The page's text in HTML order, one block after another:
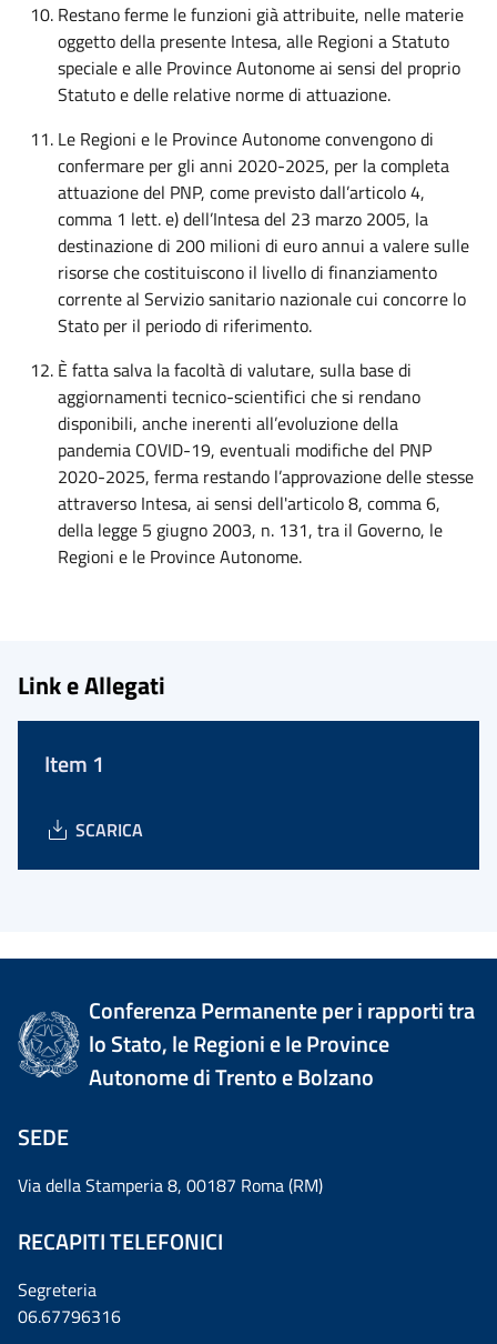
Restano ferme le funzioni già attribuite, nelle materie
oggetto della presente Intesa, alle Regioni a Statuto
speciale e alle Province Autonome ai sensi del proprio
Statuto e delle relative norme di attuazione.
Le Regioni e le Province Autonome convengono di
confermare per gli anni 2020-2025, per la completa
attuazione del PNP, come previsto dall’articolo 4,
comma 1 lett. e) dell’Intesa del 23 marzo 2005, la
destinazione di 200 milioni di euro annui a valere sulle
risorse che costituiscono il livello di finanziamento
corrente al Servizio sanitario nazionale cui concorre lo
Stato per il periodo di riferimento.
È fatta salva la facoltà di valutare, sulla base di
aggiornamenti tecnico-scientifici che si rendano
disponibili, anche inerenti all’evoluzione della
pandemia COVID-19, eventuali modifiche del PNP
2020-2025, ferma restando l’approvazione delle stesse
attraverso Intesa, ai sensi dell'articolo 8, comma 6,
della legge 5 giugno 2003, n. 131, tra il Governo, le
Regioni e le Province Autonome.
Link e Allegati
Item 1
SCARICA
Conferenza Permanente per i rapporti tra
lo Stato, le Regioni e le Province
Autonome di Trento e Bolzano
SEDE
Via della Stamperia 8, 00187 Roma (RM)
RECAPITI TELEFONICI
Segreteria
06.67796316